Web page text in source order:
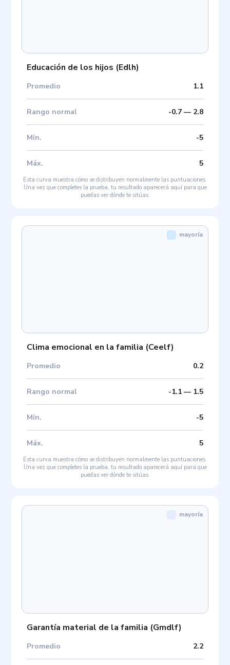
Educación de los hijos (Edlh)
Promedio 1.1
Rango normal -0.7— 2.8
Mín. -5
Máx. 5
Esta curva muestra cómo se distribuyen normalmente las puntuaciones.
Una vez que completes la prueba, tu resultado aparecerá aquí para que
puedas ver dónde te sitúas.
Clima emocional en la familia (Ceelf)
Promedio 0.2
Rango normal -1.1— 1.5
Mín. -5
Máx. 5
mayoría
Esta curva muestra cómo se distribuyen normalmente las puntuaciones.
Una vez que completes la prueba, tu resultado aparecerá aquí para que
puedas ver dónde te sitúas.
Garantía material de la familia (Gmdlf)
Promedio 2.2
mayoría